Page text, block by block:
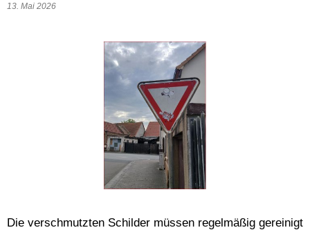
13. Mai 2026
Die verschmutzten Schilder müssen regelmäßig gereinigt